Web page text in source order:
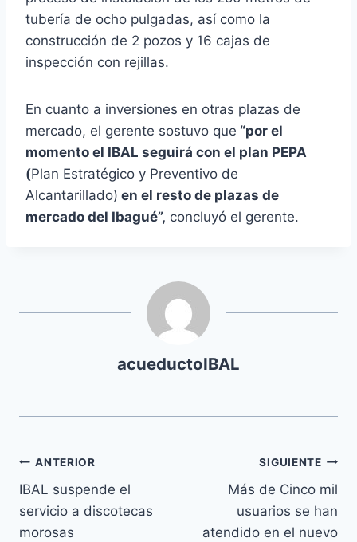
tubería de ocho pulgadas, así como la
construcción de 2 pozos y 16 cajas de
inspección con rejillas.
En cuanto a inversiones en otras plazas de
mercado, el gerente sostuvo que “por el
momento el IBAL seguirá con el plan PEPA
(Plan Estratégico y Preventivo de
Alcantarillado) en el resto de plazas de
mercado del Ibagué”, concluyó el gerente.
acueductoIBAL
ANTERIOR
IBAL suspende el
servicio a discotecas
morosas
SIGUIENTE
Más de Cinco mil
usuarios se han
atendido en el nuevo